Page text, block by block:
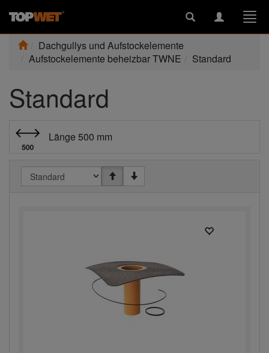
Toggle
Toggle
Dachgullys und Aufstockelemente
Aufstockelemente beheizbar TWNE
Standard
Standard
Länge 500 mm